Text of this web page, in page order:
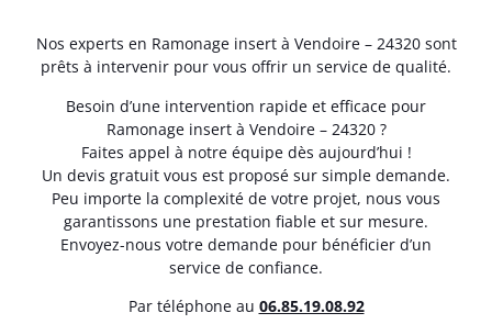
Nos experts en Ramonage insert à Vendoire – 24320 sont
prêts à intervenir pour vous offrir un service de qualité.
Besoin d’une intervention rapide et efficace pour
Ramonage insert à Vendoire – 24320 ?
Faites appel à notre équipe dès aujourd’hui !
Un devis gratuit vous est proposé sur simple demande.
Peu importe la complexité de votre projet, nous vous
garantissons une prestation fiable et sur mesure.
Envoyez-nous votre demande pour bénéficier d’un
service de confiance.
Par téléphone au 06.85.19.08.92